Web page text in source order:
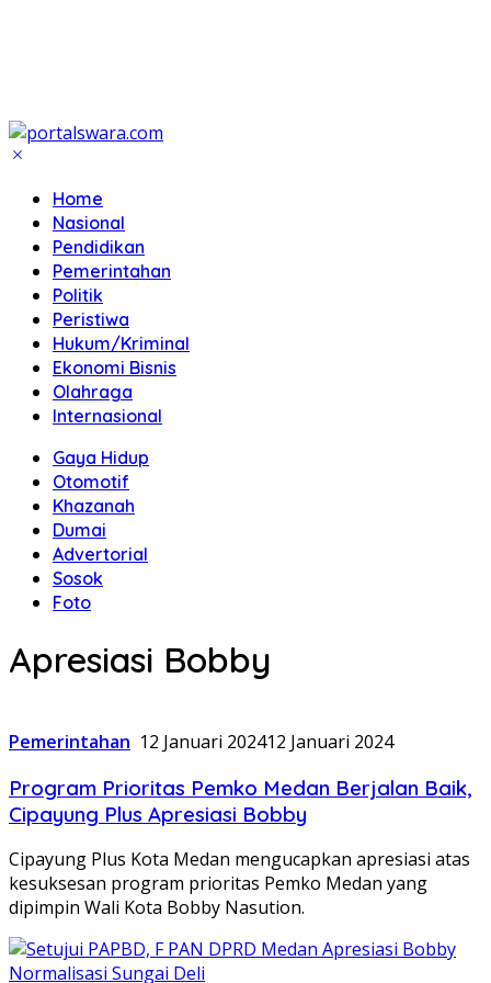
Home
Nasional
Pendidikan
Pemerintahan
Politik
Peristiwa
Hukum/Kriminal
Ekonomi Bisnis
Olahraga
Internasional
Gaya Hidup
Otomotif
Khazanah
Dumai
Advertorial
Sosok
Foto
Apresiasi Bobby
Pemerintahan 12 Januari 202412 Januari 2024
Program Prioritas Pemko Medan Berjalan Baik,
Cipayung Plus Apresiasi Bobby
Cipayung Plus Kota Medan mengucapkan apresiasi atas
kesuksesan program prioritas Pemko Medan yang
dipimpin Wali Kota Bobby Nasution.